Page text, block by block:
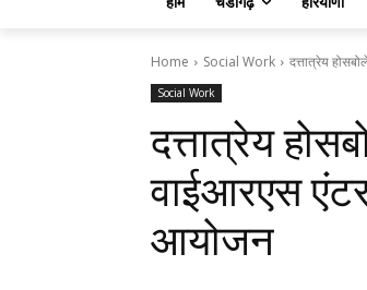
Home Social Work दत्तात्रेय
Social Work
दत्तात्रेय
वाईआरएस
आयोजन